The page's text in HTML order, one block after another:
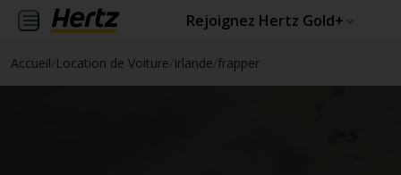
Rejoignez Hertz Gold+
Accueil Location de Voiture Irlande frapper